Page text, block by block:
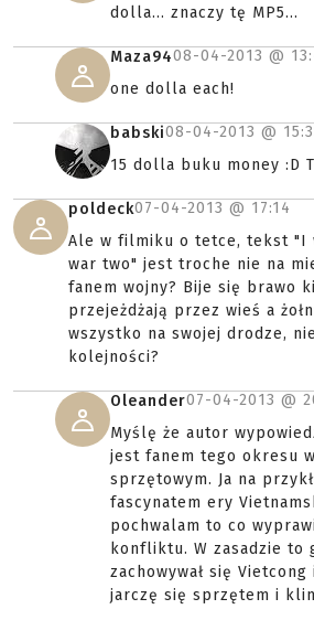
dolla... znaczy tę MP5...
Maza9408-04-2013 @
one dolla each!
babski08-04-2013 @
15 dolla buku money :D
poldeck07-04-2013 @ 17:14
Ale w filmiku o tetce, tekst "I
war two" jest troche nie na
fanem wojny? Bije się brawo
przejeżdżają przez wieś a
wszystko na swojej drodze,
kolejności?
Oleander07-04-2013 @
Myślę że autor
jest fanem tego okresu
sprzętowym. Ja na
fascynatem ery
pochwalam to co
konfliktu. W zasadzie to
zachowywał się Vietcong
jarczę się sprzętem i